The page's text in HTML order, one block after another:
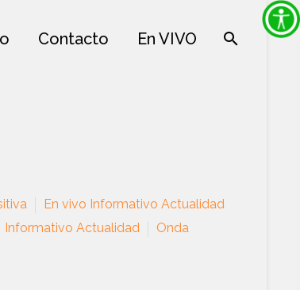
Contacto En VIVO
En vivo Informativo Actualidad
Informativo Actualidad
Onda